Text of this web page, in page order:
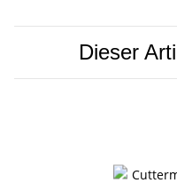
Dieser